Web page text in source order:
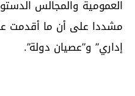
العمومية والمجالس
مشددا على أن ما أقدمت
إداري” و”عصيان دولة”.